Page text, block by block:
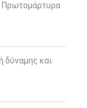
Πρωτομάρτυρα
δύναμης και